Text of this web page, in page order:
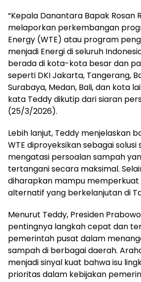
“Kepala Danantara Bapak Rosan
melaporkan perkembangan
Energy (WTE) atau program
menjadi Energi di seluruh
berada di kota-kota besar dan
seperti DKI Jakarta, Tangerang,
Surabaya, Medan, Bali, dan kota
kata Teddy dikutip dari siaran
(25/3/2026).
Lebih lanjut, Teddy menjelaskan
WTE diproyeksikan sebagai
mengatasi persoalan sampah
tertangani secara maksimal.
diharapkan mampu memperkuat
alternatif yang berkelanjutan di
Menurut Teddy, Presiden
pentingnya langkah cepat dan
pemerintah pusat dalam
sampah di berbagai daerah.
menjadi sinyal kuat bahwa isu
prioritas dalam kebijakan